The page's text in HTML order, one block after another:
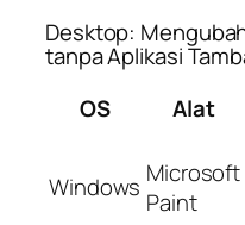
Desktop:
tanpa Aplikasi
OS
Alat
Windows Microsoft
Paint